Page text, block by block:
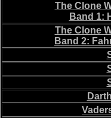
The Clone
Band 1:
The Clone
Band 2: